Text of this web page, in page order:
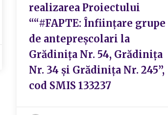
realizarea Proiectului
““#FAPTE: Înființare grupe
de antepreșcolari la
Grădinița Nr. 54, Grădinița
Nr. 34 și Grădinița Nr. 245”,
cod SMIS 133237